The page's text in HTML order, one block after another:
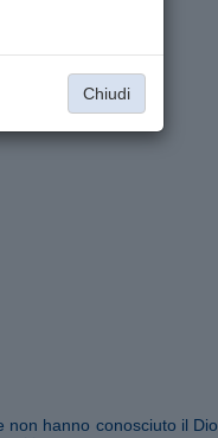
Chiudi
hanno conosciuto il Dio